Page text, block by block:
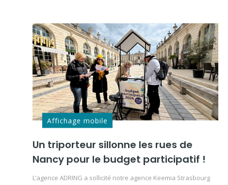
Affichage mobile
Un triporteur sillonne les rues de
Nancy pour le budget participatif !
L’agence ADRING a sollicité notre agence Keemia Strasbourg